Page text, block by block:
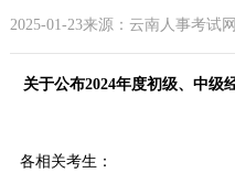
2025-01-23来源：云南人事考试
关于公布2024年度初级、中级
各相关考生：